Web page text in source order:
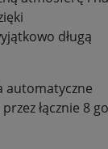
długą
automatyczne
łącznie 8